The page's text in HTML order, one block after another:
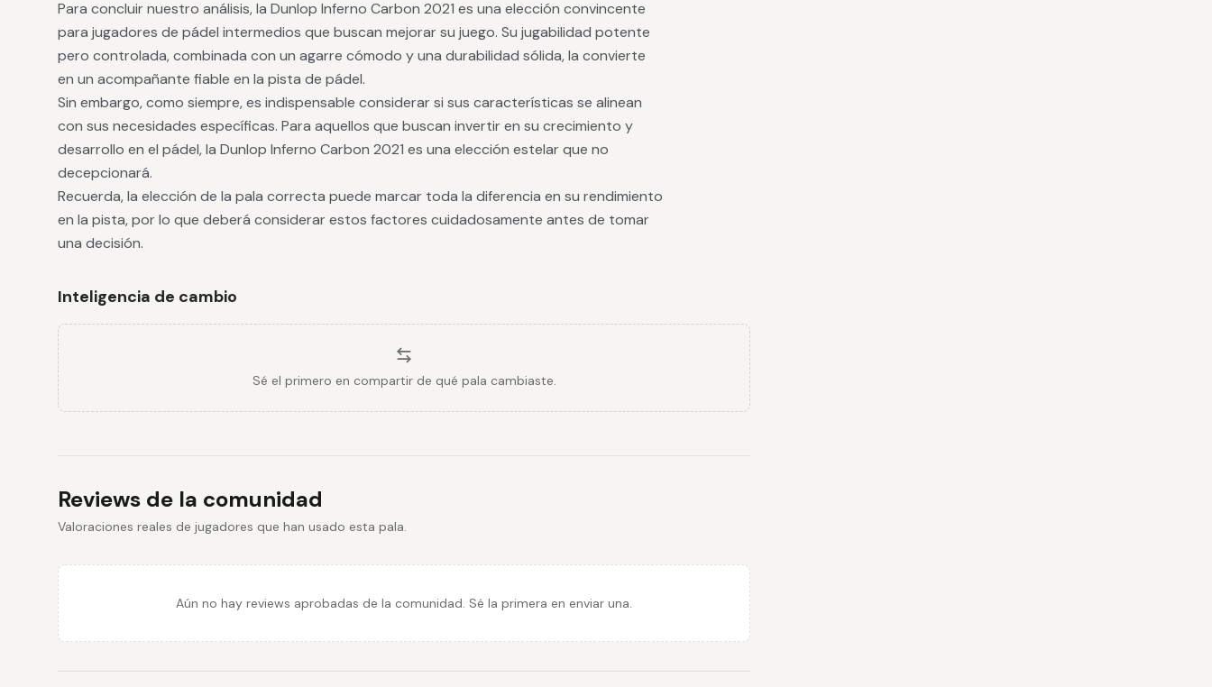
Para concluir nuestro análisis, la Dunlop Inferno Carbon 2021 es una elección convincente
para jugadores de pádel intermedios que buscan mejorar su juego. Su jugabilidad potente
pero controlada, combinada con un agarre cómodo y una durabilidad sólida, la convierte
en un acompañante fiable en la pista de pádel.
Sin embargo, como siempre, es indispensable considerar si sus características se alinean
con sus necesidades específicas. Para aquellos que buscan invertir en su crecimiento y
desarrollo en el pádel, la Dunlop Inferno Carbon 2021 es una elección estelar que no
decepcionará.
Recuerda, la elección de la pala correcta puede marcar toda la diferencia en su rendimiento
en la pista, por lo que deberá considerar estos factores cuidadosamente antes de tomar
una decisión.
Inteligencia de cambio
Sé el primero en compartir de qué pala cambiaste.
Reviews de la comunidad
Valoraciones reales de jugadores que han usado esta pala.
Aún no hay reviews aprobadas de la comunidad. Sé la primera en enviar una.